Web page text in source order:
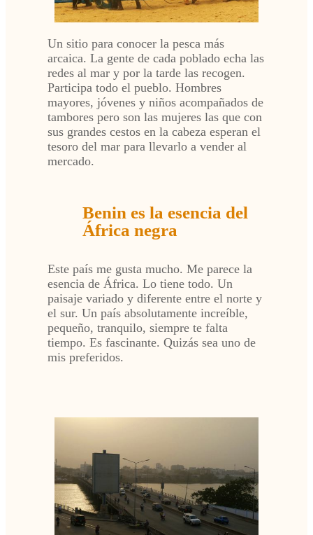
Un sitio para conocer la pesca más
arcaica. La gente de cada poblado echa las
redes al mar y por la tarde las recogen.
Participa todo el pueblo. Hombres
mayores, jóvenes y niños acompañados de
tambores pero son las mujeres las que con
sus grandes cestos en la cabeza esperan el
tesoro del mar para llevarlo a vender al
mercado.
Benin es la esencia del
África negra
Este país me gusta mucho. Me parece la
esencia de África. Lo tiene todo. Un
paisaje variado y diferente entre el norte y
el sur. Un país absolutamente increíble,
pequeño, tranquilo, siempre te falta
tiempo. Es fascinante. Quizás sea uno de
mis preferidos.